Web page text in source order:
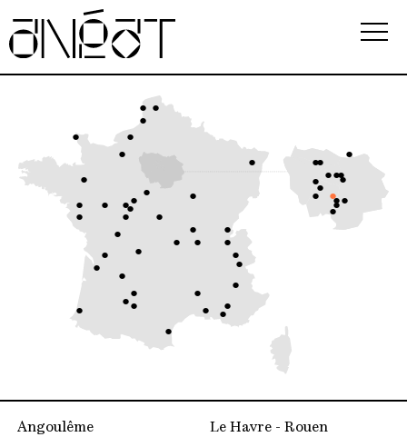
Association
Écoles
Événements
Observatoire
Ressources
FAQ
Newsletter
Angoulême
Le Havre - Rouen